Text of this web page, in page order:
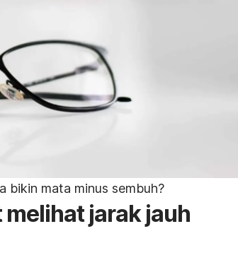
bikin mata minus sembuh?
jarak jauh